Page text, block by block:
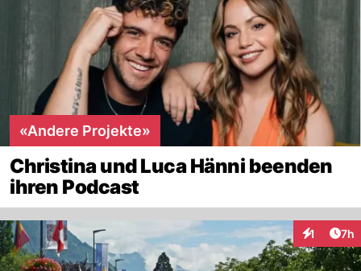
«Andere Projekte»
Christina und Luca Hänni beenden
ihren Podcast
1 7h